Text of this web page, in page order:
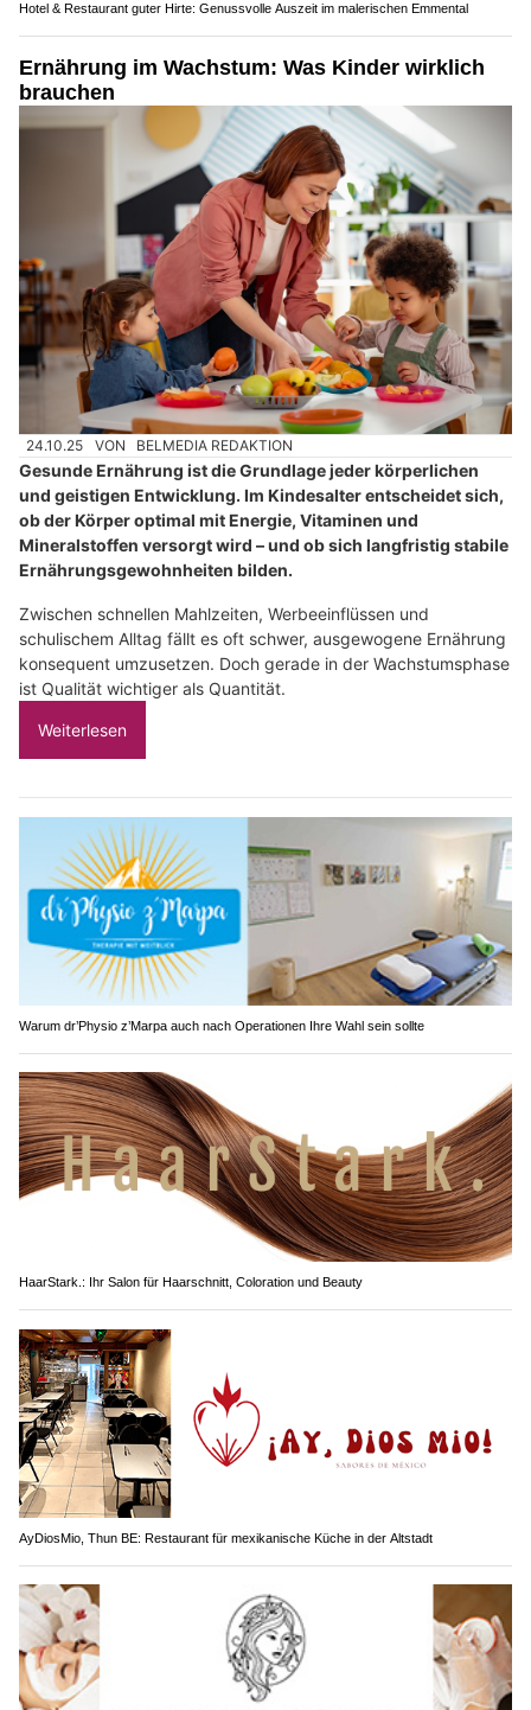
Hotel & Restaurant guter Hirte: Genussvolle Auszeit im malerischen Emmental
Ernährung im Wachstum: Was Kinder wirklich
brauchen
24.10.25 VON BELMEDIA REDAKTION
Gesunde Ernährung ist die Grundlage jeder körperlichen
und geistigen Entwicklung. Im Kindesalter entscheidet sich,
ob der Körper optimal mit Energie, Vitaminen und
Mineralstoffen versorgt wird – und ob sich langfristig stabile
Ernährungsgewohnheiten bilden.
Zwischen schnellen Mahlzeiten, Werbeeinflüssen und
schulischem Alltag fällt es oft schwer, ausgewogene Ernährung
konsequent umzusetzen. Doch gerade in der Wachstumsphase
ist Qualität wichtiger als Quantität.
Weiterlesen
Warum dr’Physio z’Marpa auch nach Operationen Ihre Wahl sein sollte
HaarStark.: Ihr Salon für Haarschnitt, Coloration und Beauty
AyDiosMio, Thun BE: Restaurant für mexikanische Küche in der Altstadt